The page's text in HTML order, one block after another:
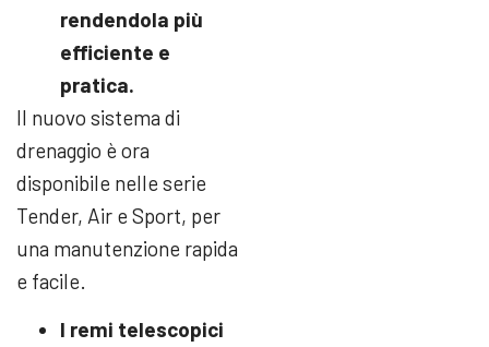
rendendola più
efficiente e
pratica.
Il nuovo sistema di
drenaggio è ora
disponibile nelle serie
Tender, Air e Sport, per
una manutenzione rapida
e facile.
I remi telescopici